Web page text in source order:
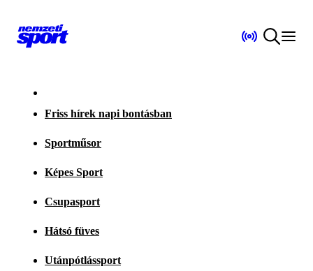
Friss hírek napi bontásban
Sportműsor
Képes Sport
Csupasport
Hátsó füves
Utánpótlássport